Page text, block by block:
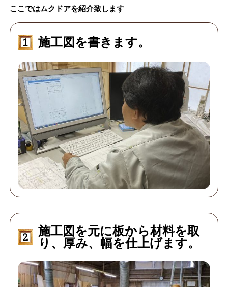
ここではムクドアを紹介致します
1 施工図を書きます。
2
施工図を元に板から材料を取
り、厚み、幅を仕上げます。